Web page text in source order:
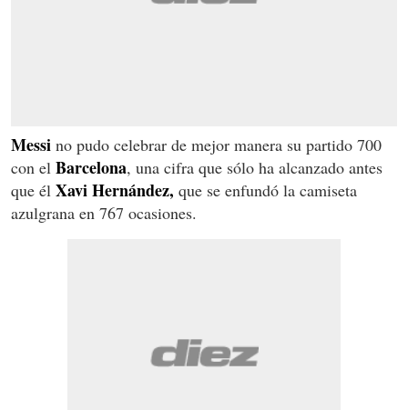
Messi no pudo celebrar de mejor manera su partido 700
con el Barcelona, una cifra que sólo ha alcanzado antes
que él Xavi Hernández, que se enfundó la camiseta
azulgrana en 767 ocasiones.